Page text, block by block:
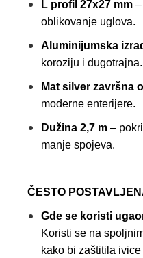
L profil 27x27 mm
oblikovanje uglova.
Aluminijumska
koroziju i dugotrajna.
Mat silver završna
moderne enterijere.
Dužina 2,7 m –
manje spojeva.
ČESTO
Gde se koristi
Koristi se na
kako bi zaštitila